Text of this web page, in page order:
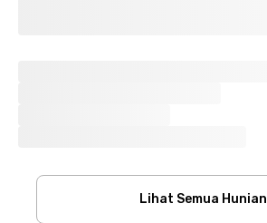
Lihat Semua Hunian